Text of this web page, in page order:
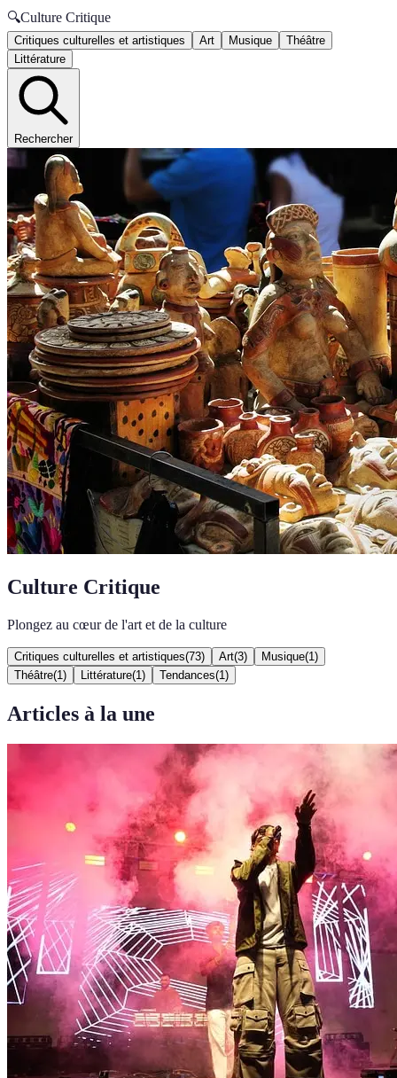
🔍Culture Critique
Critiques culturelles et artistiques Art Musique
Théâtre
Littérature
Rechercher
Culture Critique
Plongez au cœur de l'art et de la culture
Critiques culturelles et artistiques(73) Art(3) Musique(1 )
Théâtre(1 ) Littérature(1 ) Tendances(1 )
Articles à la une